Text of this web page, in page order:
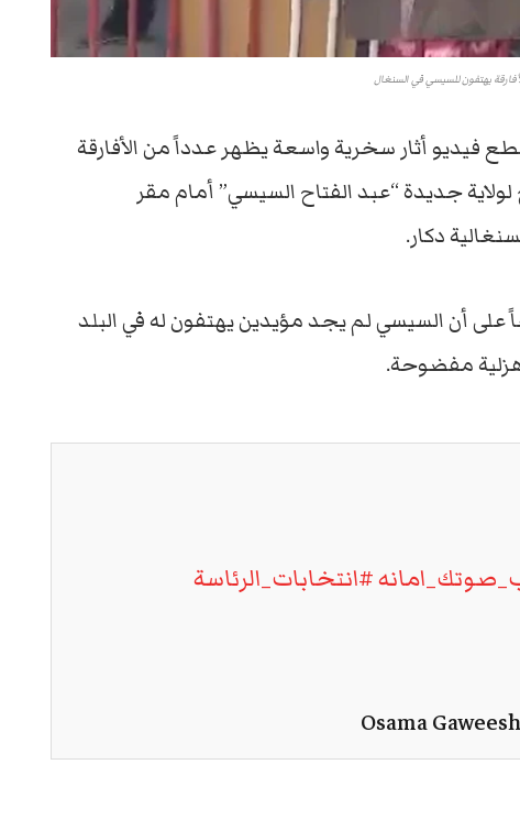
يهتفون للسيسي في السنغال
فيديو أثار سخرية واسعة يظهر عدداً من الأفارقة
جديدة “عبد الفتاح السيسي” أمام مقر
دكار.
أن السيسي لم يجد مؤيدين يهتفون له في البلد
هزلية مفضوحة.
#انتخابات_الرئاسة